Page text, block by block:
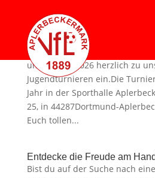
Jugend Handballturnier 2026
Hallo liebe Handballfreunde,
und 12. Juli 2026 herzlich zu
Jugendturnieren ein.Die
Jahr in der Sporthalle
25, in 44287Dortmund-
Euch tollen...
Entdecke die Freude am
Bist du auf der Suche nach